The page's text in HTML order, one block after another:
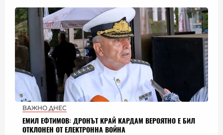
ВАЖНО ДНЕС
ЕМИЛ ЕФТИМОВ: ДРОНЪТ КРАЙ КАРДАМ ВЕРОЯТНО Е БИЛ
ОТКЛОНЕН ОТ ЕЛЕКТРОННА ВОЙНА